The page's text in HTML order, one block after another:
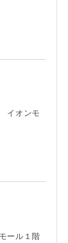
イオンモ
ール１階